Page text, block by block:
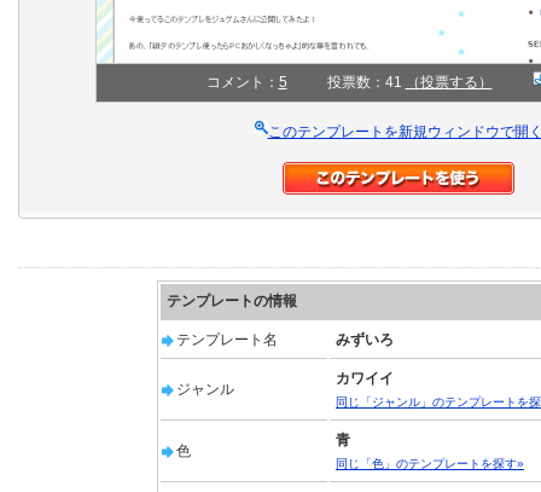
コメント： 5 投票数：41 （投票する）
このテンプレートを新規ウィンドウで開
テンプレートの情報
テンプレート名 みずいろ
ジャンル
カワイイ
同じ「ジャンル」のテンプレートを
色
青
同じ「色」のテンプレートを探す»